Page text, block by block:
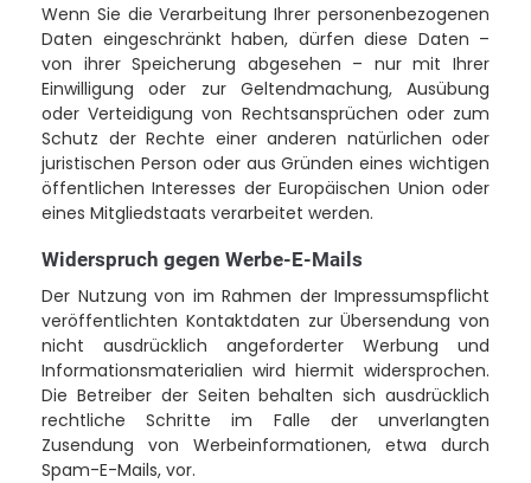
Wenn Sie die Verarbeitung Ihrer personenbezogenen
Daten eingeschränkt haben, dürfen diese Daten –
von ihrer Speicherung abgesehen – nur mit Ihrer
Einwilligung oder zur Geltendmachung, Ausübung
oder Verteidigung von Rechtsansprüchen oder zum
Schutz der Rechte einer anderen natürlichen oder
juristischen Person oder aus Gründen eines wichtigen
öffentlichen Interesses der Europäischen Union oder
eines Mitgliedstaats verarbeitet werden.
Widerspruch gegen Werbe-E-Mails
Der Nutzung von im Rahmen der Impressumspflicht
veröffentlichten Kontaktdaten zur Übersendung von
nicht ausdrücklich angeforderter Werbung und
Informationsmaterialien wird hiermit widersprochen.
Die Betreiber der Seiten behalten sich ausdrücklich
rechtliche Schritte im Falle der unverlangten
Zusendung von Werbeinformationen, etwa durch
Spam-E-Mails, vor.